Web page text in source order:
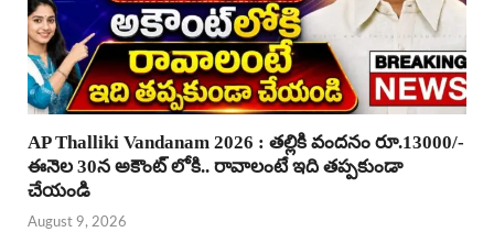
AP Thalliki Vandanam 2026 : తల్లికి వందనం రూ.13000/-
ఈనెల 30న అకౌంట్ లోకి.. రావాలంటే ఇది తప్పకుండా
చేయండి
August 9, 2026